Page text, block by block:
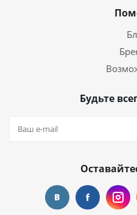
Будьте